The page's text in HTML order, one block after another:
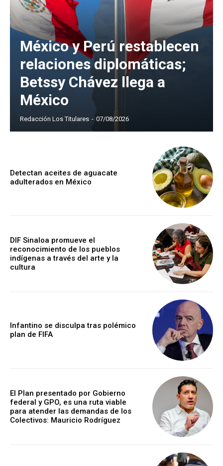
México y Perú restablecen
relaciones diplomáticas;
Betssy Chávez llega a
México
Redacción Los Titulares - 07/08/2026
Detectan aceites de aguacate
adulterados en México
DIF Sinaloa promueve el
reconocimiento de los pueblos
indígenas a través del arte y la
cultura
Infantino se disculpa tras polémico
plan de FIFA
El Plan presentado por Gobierno
federal y GPO, es una ruta viable
para atender las demandas de los
Colectivos: Mauricio Rodríguez